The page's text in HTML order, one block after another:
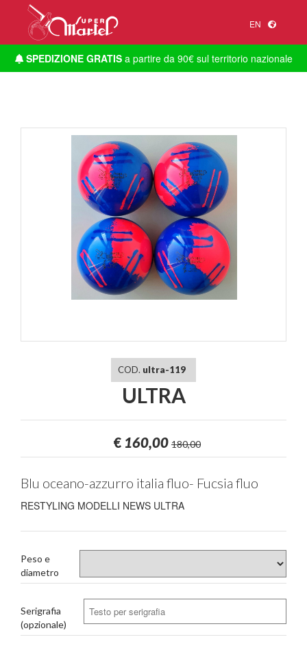
EN
SPEDIZIONE GRATISa partire da 90€ sul territorio nazionale
COD. ultra-119
ULTRA
€ 160,00 180,00
Blu oceano-azzurro italia fluo- Fucsia fluo
RESTYLING MODELLI NEWS ULTRA
Peso e
diametro
Serigrafia
(opzionale)